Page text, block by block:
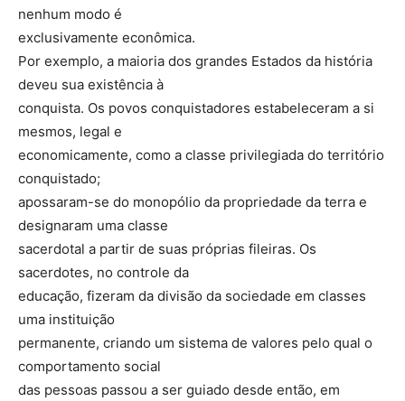
nenhum modo é
exclusivamente econômica.
Por exemplo, a maioria dos grandes Estados da história
deveu sua existência à
conquista. Os povos conquistadores estabeleceram a si
mesmos, legal e
economicamente, como a classe privilegiada do território
conquistado;
apossaram-se do monopólio da propriedade da terra e
designaram uma classe
sacerdotal a partir de suas próprias fileiras. Os
sacerdotes, no controle da
educação, fizeram da divisão da sociedade em classes
uma instituição
permanente, criando um sistema de valores pelo qual o
comportamento social
das pessoas passou a ser guiado desde então, em